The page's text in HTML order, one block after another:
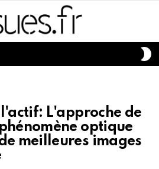
L'approche de
optique
meilleures images